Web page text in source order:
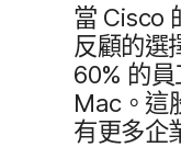
當 Cisco
反顧​的​選
60% 的​
Mac。​這​
有​更多​企